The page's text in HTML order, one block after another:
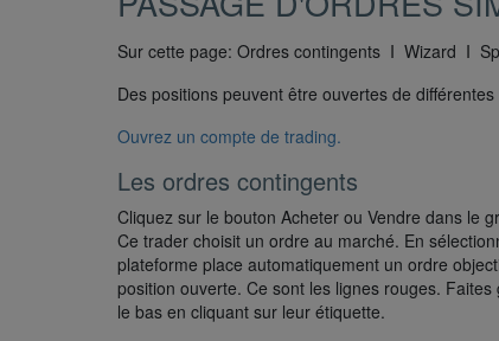
Sur cette page: Ordres contingents I Wizard I
Des positions peuvent être ouvertes de
Ouvrez un compte de trading.
Les ordres contingents
Cliquez sur le bouton Acheter ou Vendre dans le
Ce trader choisit un ordre au marché. En
plateforme place automatiquement un ordre
position ouverte. Ce sont les lignes rouges.
le bas en cliquant sur leur étiquette.